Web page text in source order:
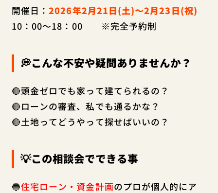
開催日：2026年2月21日(土)～2月23日(祝)
10：00～18：00 ※完全予約制
💭こんな不安や疑問ありませんか？
🔴頭金ゼロでも家って建てられるの？
🔴ローンの審査、私でも通るかな？
🔴土地ってどうやって探せばいいの？
💡この相談会でできる事
🔵住宅ローン・資金計画のプロが個人的にア